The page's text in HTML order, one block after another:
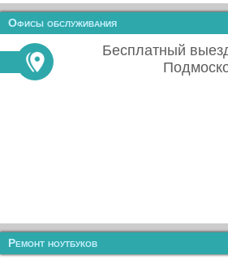
Офисы обслуживания
Бесплатный
Ремонт ноутбуков